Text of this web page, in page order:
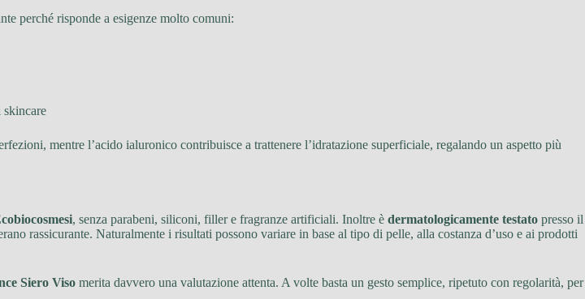
perché risponde a esigenze molto comuni:
skincare
mentre l’acido ialuronico contribuisce a trattenere l’idratazione superficiale, regalando un aspetto più
, senza parabeni, siliconi, filler e fragranze artificiali. Inoltre è dermatologicamente testato presso il
rassicurante. Naturalmente i risultati possono variare in base al tipo di pelle, alla costanza d’uso e ai prodotti
Siero Viso merita davvero una valutazione attenta. A volte basta un gesto semplice, ripetuto con regolarità, per